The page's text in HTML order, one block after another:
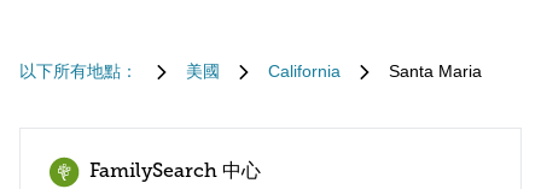
以下所有地點： 美國 California Santa Maria
FamilySearch 中心